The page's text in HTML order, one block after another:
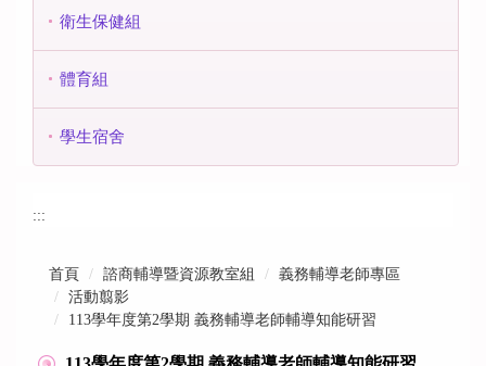
衛生保健組
體育組
學生宿舍
:::
首頁 諮商輔導暨資源教室組
義務輔導老師專區
活動翦影
113學年度第2學期 義務輔導老師輔導知能研習